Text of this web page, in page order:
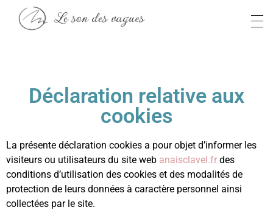
Déclaration relative aux
cookies
La présente déclaration cookies a pour objet d’informer les
visiteurs ou utilisateurs du site web anaisclavel.fr des
conditions d’utilisation des cookies et des modalités de
protection de leurs données à caractère personnel ainsi
collectées par le site.